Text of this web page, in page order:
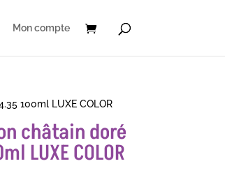
Mon compte
100ml LUXE COLOR
châtain doré
LUXE COLOR